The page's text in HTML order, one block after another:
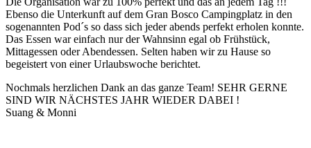
Ebenso die Unterkunft auf dem Gran Bosco Campingplatz in den
sogenannten Pod´s so dass sich jeder abends perfekt erholen konnte.
Das Essen war einfach nur der Wahnsinn egal ob Frühstück,
Mittagessen oder Abendessen. Selten haben wir zu Hause so
begeistert von einer Urlaubswoche berichtet.
Nochmals herzlichen Dank an das ganze Team! SEHR GERNE
SIND WIR NÄCHSTES JAHR WIEDER DABEI !
Suang & Monni